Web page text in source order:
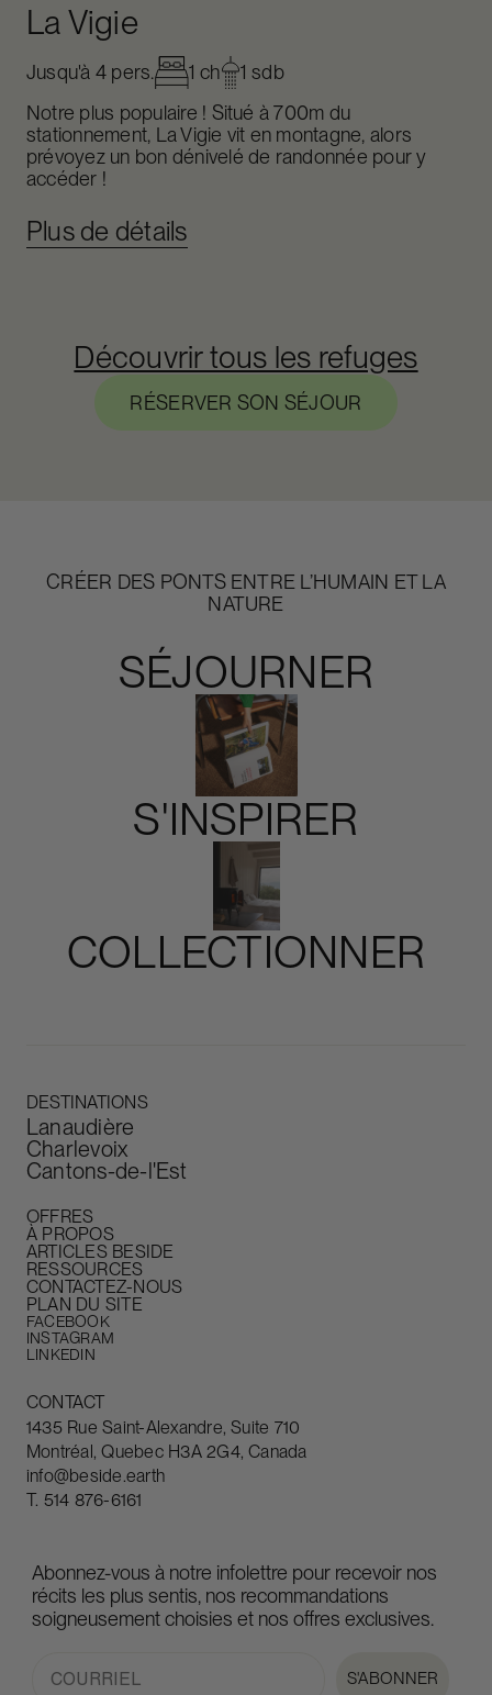
La Vigie
Jusqu'à 4 pers. 1 ch
1 sdb
Notre plus populaire ! Situé à 700m du
stationnement, La Vigie vit en montagne, alors
prévoyez un bon dénivelé de randonnée pour y
accéder !
Plus de détails
Découvrir tous les refuges
RÉSERVER SON SÉJOUR
CRÉER DES PONTS ENTRE L’HUMAIN ET LA
NATURE
SÉJOURNER
Slide 4 of 4.
S'INSPIRER
Slide 3 of 5.
COLLECTIONNER
DESTINATIONS
Lanaudière
Charlevoix
Cantons-de-l'Est
OFFRES
À PROPOS
ARTICLES BESIDE
RESSOURCES
CONTACTEZ-NOUS
PLAN DU SITE
FACEBOOK
INSTAGRAM
LINKEDIN
CONTACT
1435 Rue Saint-Alexandre, Suite 710
Montréal, Quebec H3A 2G4, Canada
info@beside.earth
T. 514 876-6161
Abonnez-vous à notre infolettre pour recevoir nos
récits les plus sentis, nos recommandations
soigneusement choisies et nos offres exclusives.
S'ABONNER